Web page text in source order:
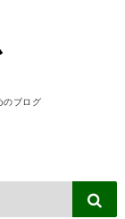
のブログ